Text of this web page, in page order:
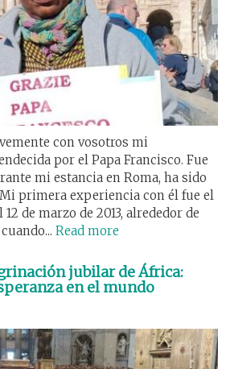
con vosotros mi
por el Papa Francisco. Fue
mi estancia en Roma, ha sido
primera experiencia con él fue el
de marzo de 2013, alrededor de
Read more
jubilar de África:
en el mundo